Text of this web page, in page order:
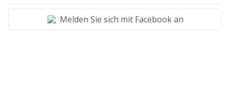
Melden Sie sich mit Facebook an